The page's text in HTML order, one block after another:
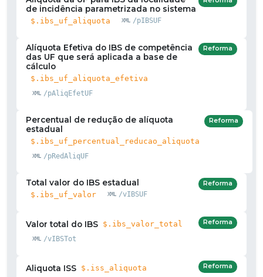
de incidência parametrizada no sistema
$.ibs_uf_aliquota /pIBSUF
Alíquota Efetiva do IBS de competência
das UF que será aplicada a base de
cálculo
$.ibs_uf_aliquota_efetiva
/pAliqEfetUF
Reforma
Percentual de redução de alíquota
estadual
$.ibs_uf_percentual_reducao_aliquota
/pRedAliqUF
Reforma
Total valor do IBS estadual
$.ibs_uf_valor /vIBSUF
Reforma
Valor total do IBS $.ibs_valor_total
/vIBSTot
Reforma
Aliquota ISS $.iss_aliquota Reforma